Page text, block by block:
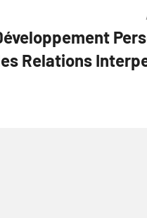
Relations